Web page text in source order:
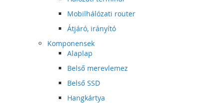
Mobilhálózati router
Átjáró, irányító
Komponensek
Alaplap
Belső merevlemez
Belső SSD
Hangkártya